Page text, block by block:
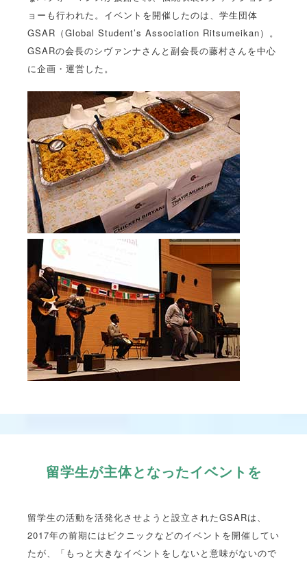
ョーも行われた。イベントを開催したのは、学生団体
GSAR（Global Student’s Association Ritsumeikan）。
GSARの会長のシヴァンナさんと副会長の藤村さんを中心
に企画・運営した。
留学生が主体となったイベントを
留学生の活動を活発化させようと設立されたGSARは、
2017年の前期にはピクニックなどのイベントを開催してい
たが、「もっと大きなイベントをしないと意味がないので